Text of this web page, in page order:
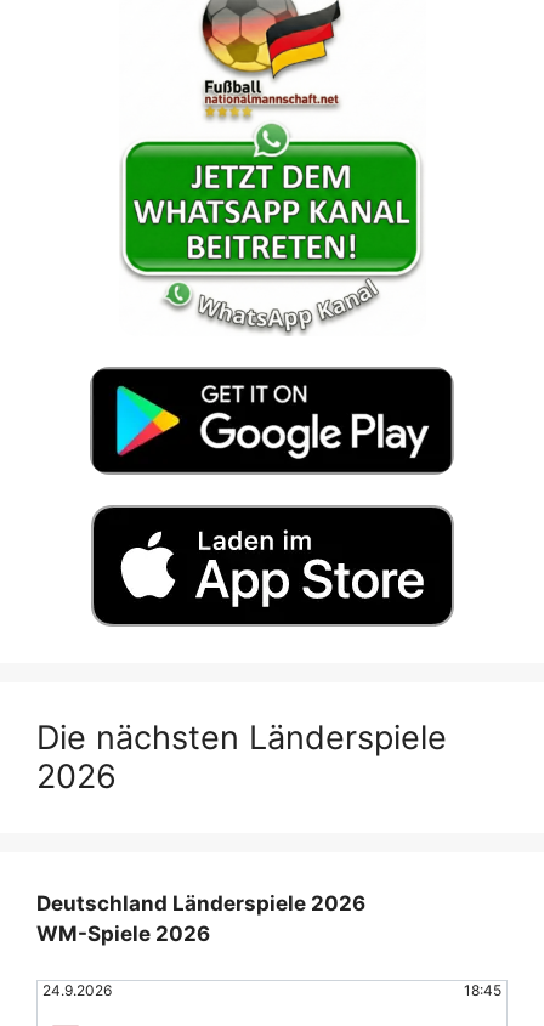
Die nächsten Länderspiele
2026
Deutschland Länderspiele 2026
WM-Spiele 2026
24.9.2026 18:45